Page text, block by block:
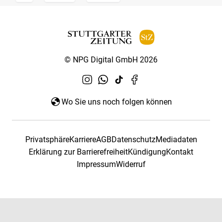
© NPG Digital GmbH 2026
Wo Sie uns noch folgen können
PrivatsphäreKarriereAGBDatenschutzMediadaten
Erklärung zur BarrierefreiheitKündigungKontakt
ImpressumWiderruf